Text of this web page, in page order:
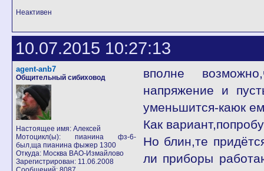
Неактивен
10.07.2015 10:27:13
agent-anb7
Общительный сибиховод
Настоящее имя: Алексей
Мотоцикл(ы): пианина фз-6-
был,ща пианина фыжер 1300
Откуда: Москва ВАО-Измайлово
Зарегистрирован: 11.06.2008
вполне
напряжение и
уменьшится-каюк
Как
Но блин,те
ли приборы